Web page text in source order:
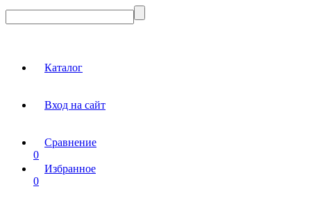
Каталог
Вход на сайт
Сравнение
0
Избранное
0